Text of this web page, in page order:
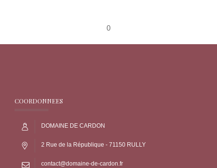
0
COORDONNEES
DOMAINE DE CARDON
2 Rue de la République - 71150 RULLY
contact@domaine-de-cardon.fr